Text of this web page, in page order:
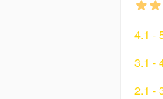
4.1 -
3.1 -
2.1 -